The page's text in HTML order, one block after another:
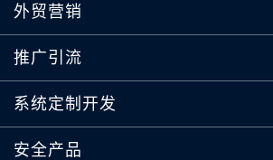
外贸营销
推广引流
系统定制开发
安全产品